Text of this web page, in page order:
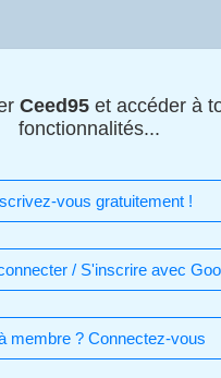
Ceed95 et accéder à
fonctionnalités...
vous gratuitement !
/ S'inscrire avec
membre ? Connectez-vous